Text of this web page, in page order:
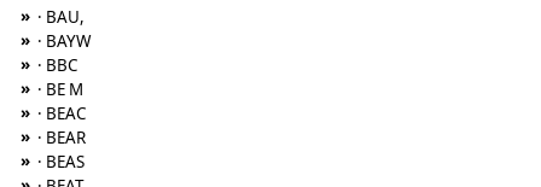
» · BAU,
» · BAYW
» · BBC
» · BE M
» · BEAC
» · BEAR
» · BEAS